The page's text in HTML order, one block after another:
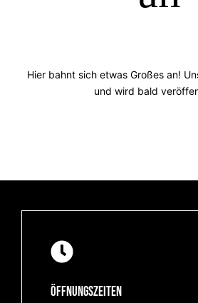
Hier bahnt sich etwas Großes an!
und wird bald
Öffnungszeiten